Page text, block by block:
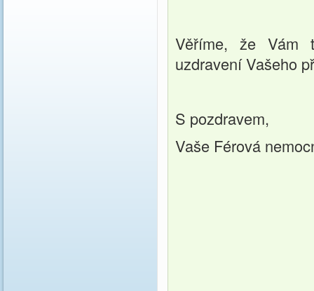
Věříme, že Vám
uzdravení Vašeho
S pozdravem,
Vaše Férová